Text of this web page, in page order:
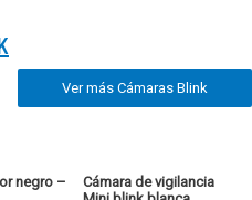
Ver más Cámaras Blink
negro –
Cámara de vigilancia